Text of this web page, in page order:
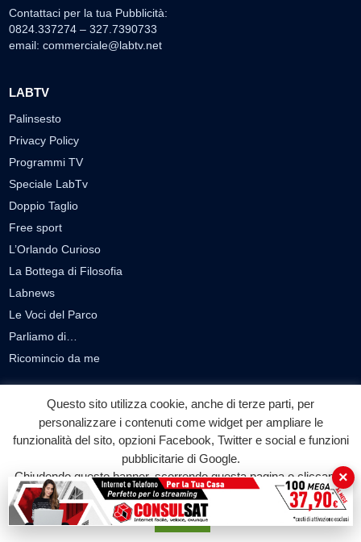
Contattaci per la tua Pubblicità:
0824.337274 – 327.7390733
email: commerciale@labtv.net
LABTV
Palinsesto
Privacy Policy
Programmi TV
Speciale LabTv
Doppio Taglio
Free sport
L’Orlando Curioso
La Bottega di Filosofia
Labnews
Le Voci del Parco
Parliamo di…
Ricomincio da me
SEZIONI
Cronaca
Politica
Attualità
Cultura
Economia
Questo sito utilizza cookie, anche di terze parti, per
personalizzare i contenuti come widget per ampliare le
funzionalità del sito, opzioni Facebook, Twitter e social e funzioni
pubblicitarie di Google.
Chiudendo questo banner, scorrendo questa pagina o cliccando
su qualunque suo elemento acconsenti all'uso dei cookie.
Accetta
×